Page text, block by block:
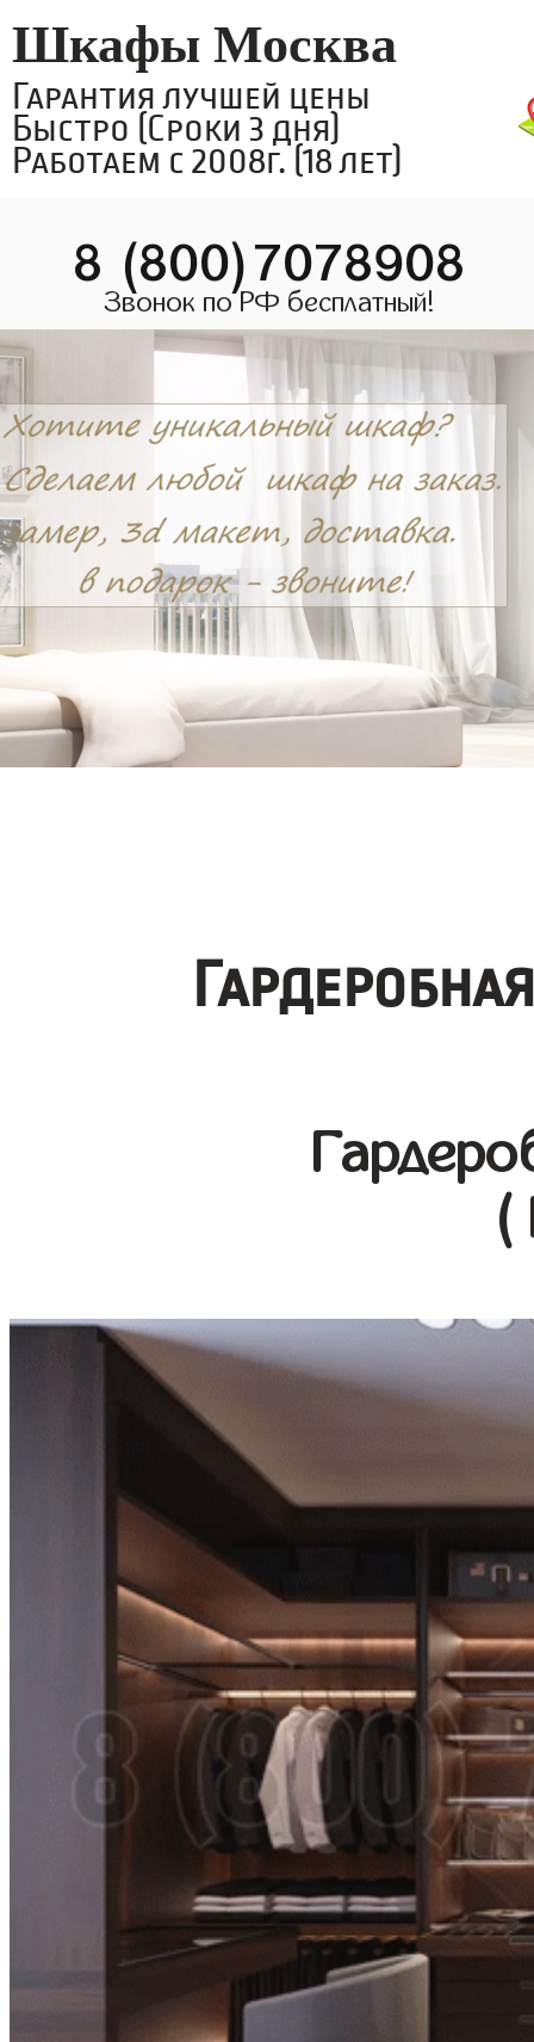
Шкафы Москва
Гарантия лучшей цены
Быстро (Сроки 3 дня)
Работаем с 2008г. (18 лет)
8 (800)7078908
Звонок по РФ бесплатный!
(